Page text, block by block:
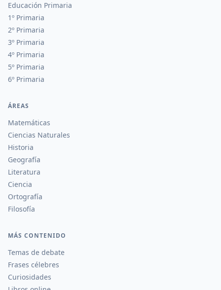
Educación Primaria
1º Primaria
2º Primaria
3º Primaria
4º Primaria
5º Primaria
6º Primaria
ÁREAS
Matemáticas
Ciencias Naturales
Historia
Geografía
Literatura
Ciencia
Ortografía
Filosofía
MÁS CONTENIDO
Temas de debate
Frases célebres
Curiosidades